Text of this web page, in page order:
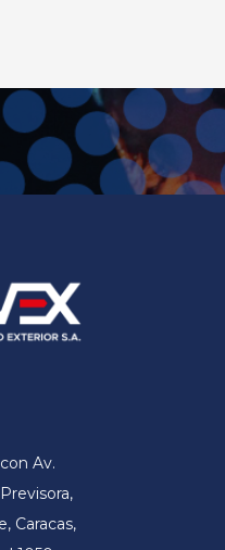
Av.
Caracas,